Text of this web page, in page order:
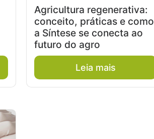
Agricultura regenerativa:
conceito, práticas e como
a Síntese se conecta ao
futuro do agro
Leia mais